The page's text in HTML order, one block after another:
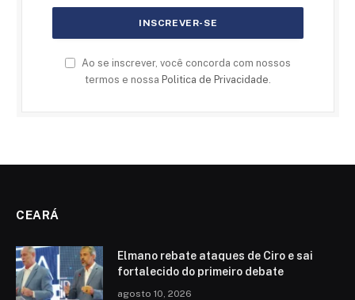
Ao se inscrever, você concorda com nossos
termos e nossa Politica de Privacidade
CEARÁ
Elmano rebate ataques de Ciro e sai
fortalecido do primeiro debate
agosto 10, 2026